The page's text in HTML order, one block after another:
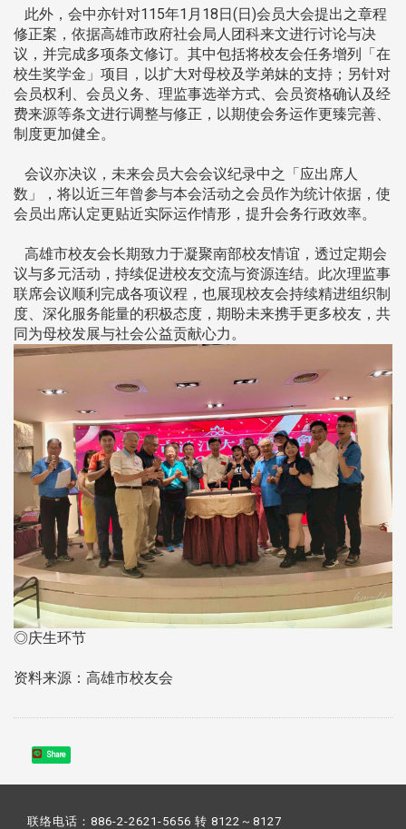
此外，会中亦针对115年1月18日(日)会员大会提出之章程
修正案，依据高雄市政府社会局人团科来文进行讨论与决
议，并完成多项条文修订。其中包括将校友会任务增列「在
校生奖学金」项目，以扩大对母校及学弟妹的支持；另针对
会员权利、会员义务、理监事选举方式、会员资格确认及经
费来源等条文进行调整与修正，以期使会务运作更臻完善、
制度更加健全。
会议亦决议，未来会员大会会议纪录中之「应出席人
数」，将以近三年曾参与本会活动之会员作为统计依据，使
会员出席认定更贴近实际运作情形，提升会务行政效率。
高雄市校友会长期致力于凝聚南部校友情谊，透过定期会
议与多元活动，持续促进校友交流与资源连结。此次理监事
联席会议顺利完成各项议程，也展现校友会持续精进组织制
度、深化服务能量的积极态度，期盼未来携手更多校友，共
同为母校发展与社会公益贡献心力。
◎庆生环节
资料来源：高雄市校友会
Share
联络电话：886-2-2621-5656 转 8122～8127